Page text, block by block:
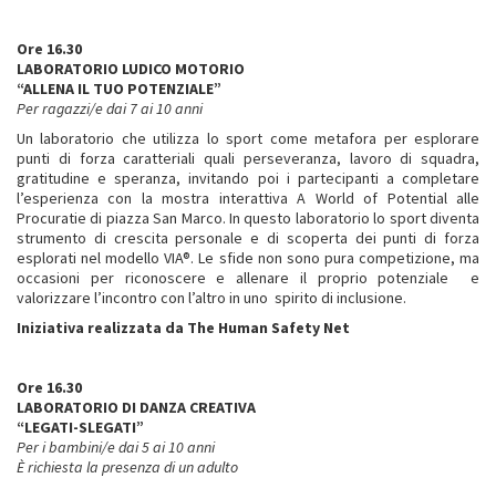
Ore 16.30
LABORATORIO LUDICO MOTORIO
“ALLENA IL TUO POTENZIALE”
Per ragazzi/e dai 7 ai 10 anni
Un laboratorio che utilizza lo sport come metafora per esplorare
punti di forza caratteriali quali perseveranza, lavoro di squadra,
gratitudine e speranza, invitando poi i partecipanti a completare
l’esperienza con la mostra interattiva A World of Potential alle
Procuratie di piazza San Marco. In questo laboratorio lo sport diventa
strumento di crescita personale e di scoperta dei punti di forza
esplorati nel modello VIA®. Le sfide non sono pura competizione, ma
occasioni per riconoscere e allenare il proprio potenziale e
valorizzare l’incontro con l’altro in uno spirito di inclusione.
Iniziativa realizzata da The Human Safety Net
Ore 16.30
LABORATORIO DI DANZA CREATIVA
“LEGATI-SLEGATI”
Per i bambini/e dai 5 ai 10 anni
È richiesta la presenza di un adulto